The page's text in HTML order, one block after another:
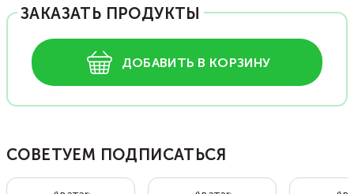
ЗАКАЗАТЬ ПРОДУКТЫ
ДОБАВИТЬ В КОРЗИНУ
СОВЕТУЕМ ПОДПИСАТЬСЯ